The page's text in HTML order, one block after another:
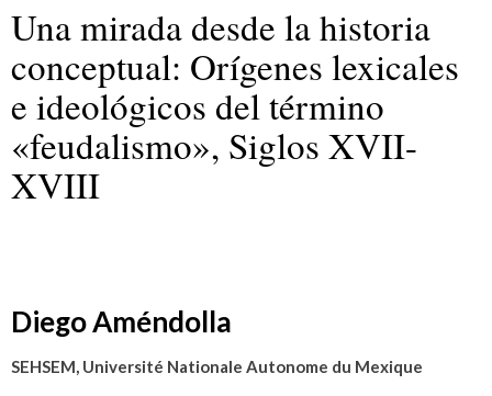
contenu
Una mirada desde la historia
conceptual: Orígenes lexicales
e ideológicos del término
«feudalismo», Siglos XVII-
XVIII
Diego Améndolla
SEHSEM, Université Nationale Autonome du Mexique